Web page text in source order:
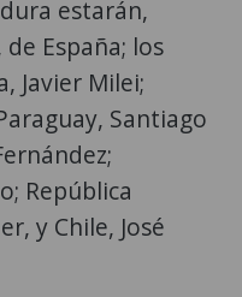
estarán,
España; los
Javier Milei;
Santiago
República
y Chile, José